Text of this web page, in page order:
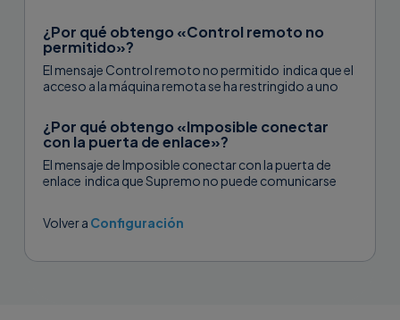
¿Por qué obtengo «Control remoto no
permitido»?
El mensaje Control remoto no permitido indica que el
acceso a la máquina remota se ha restringido a uno
¿Por qué obtengo «Imposible conectar
con la puerta de enlace»?
El mensaje de Imposible conectar con la puerta de
enlace indica que Supremo no puede comunicarse
Volver a Configuración